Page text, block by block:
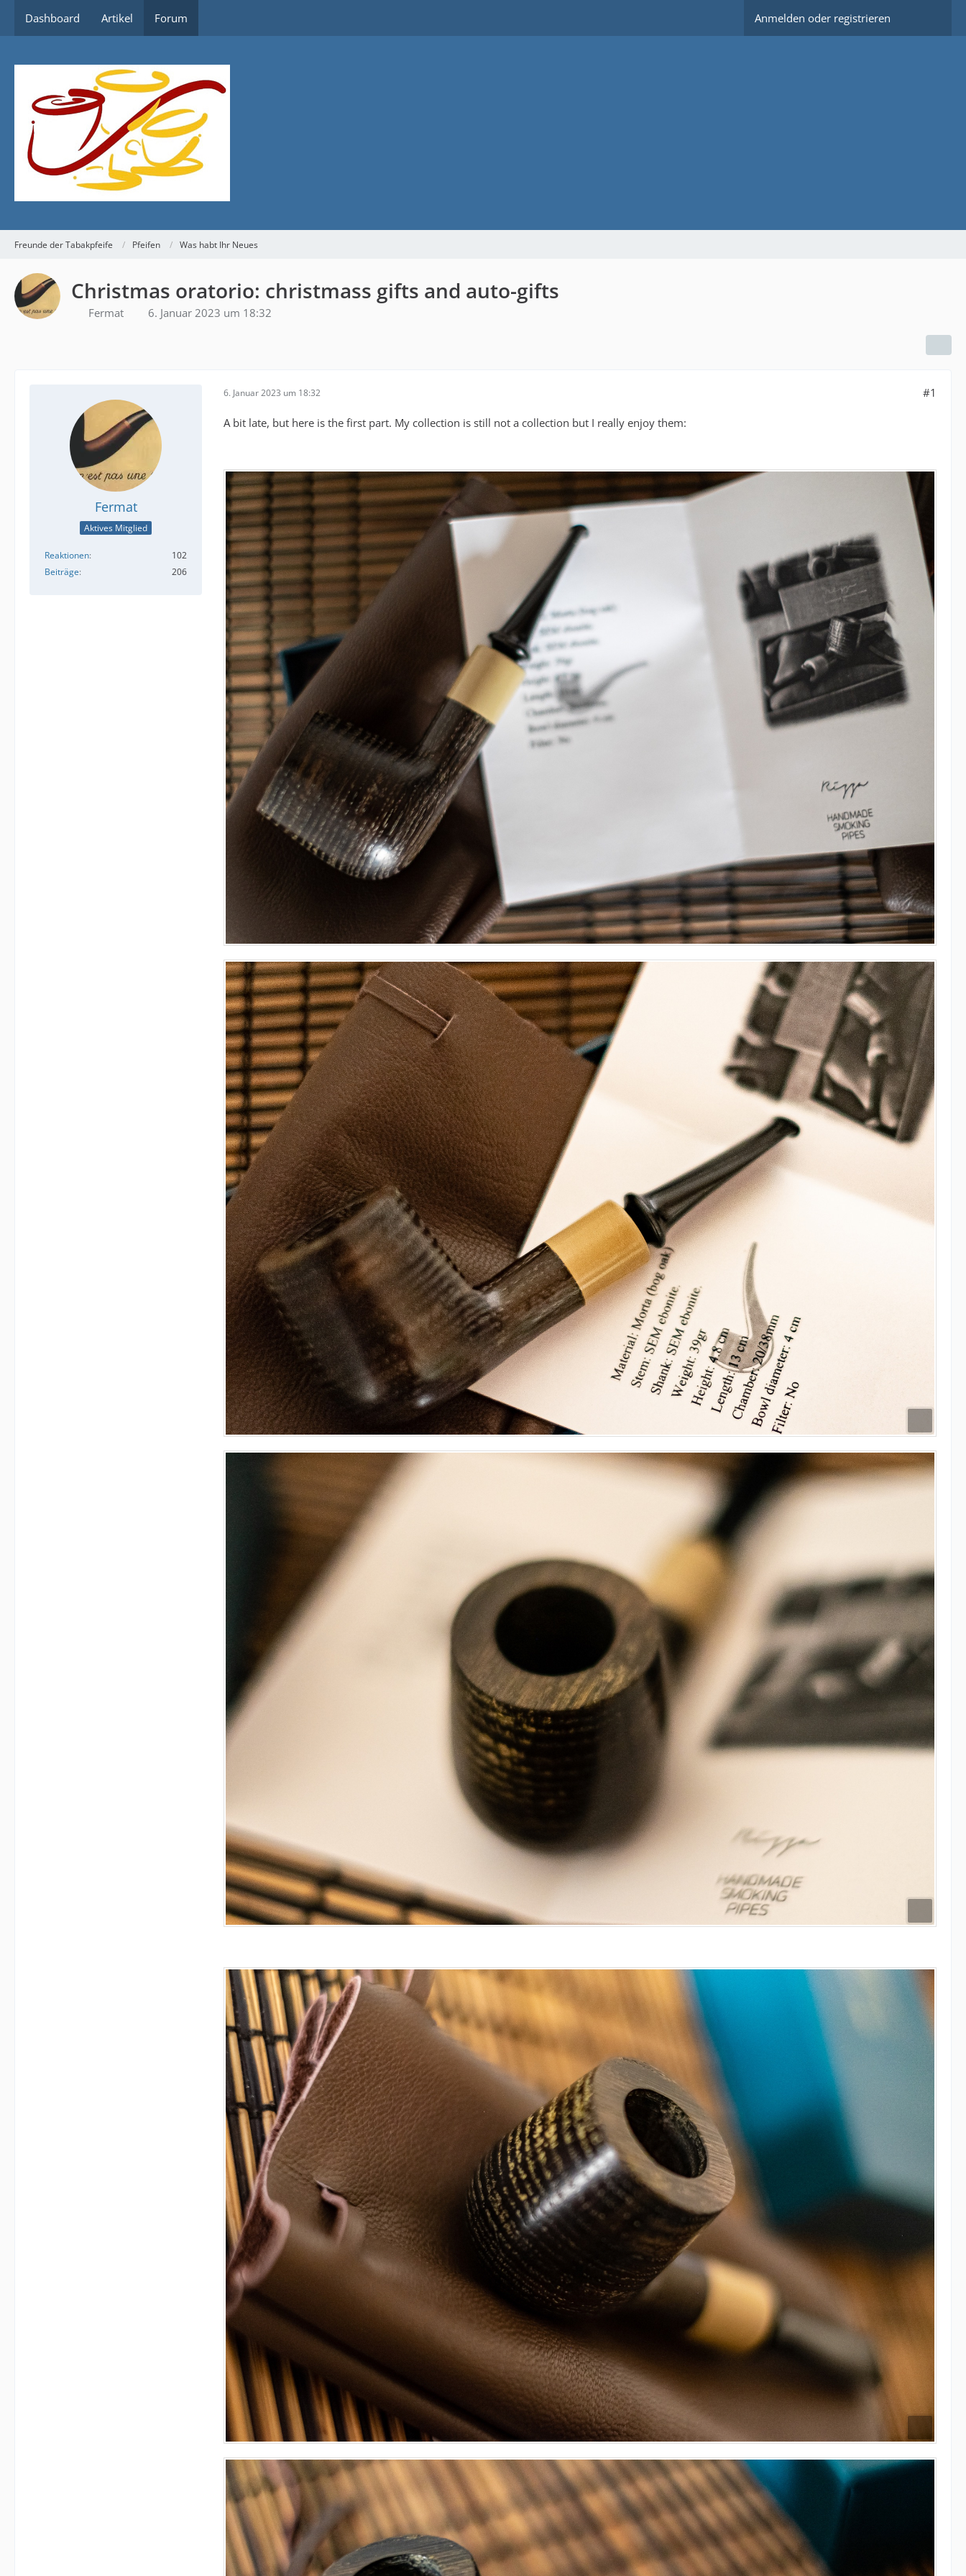
Dashboard Artikel Forum Anmelden oder registrieren
Freunde der Tabakpfeife Pfeifen Was habt Ihr Neues
Christmas oratorio: christmass gifts and auto-gifts
Fermat 6. Januar 2023 um 18:32
Fermat
Aktives Mitglied
Reaktionen
102
Beiträge
206
6. Januar 2023 um 18:32 #1
A bit late, but here is the first part. My collection is still not a collection but I really enjoy them: